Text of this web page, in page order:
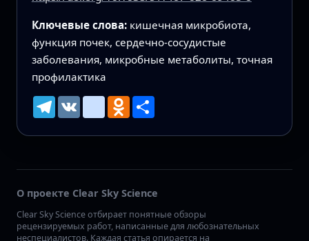
Ключевые слова: кишечная микробиота,
функция почек, сердечно‑сосудистые
заболевания, микробные метаболиты, точная
профилактика
Telegram
VK mailruOdnoklassniki
Ресурс
О проекте Clear Sky Science
Clear Sky Science отбирает понятные обзоры
рецензируемых работ, написанные для любознательных
неспециалистов. Каждая статья опирается на